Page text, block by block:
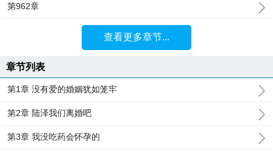
第962章
查看更多章节...
章节列表
第1章 没有爱的婚姻犹如笼牢
第2章 陆泽我们离婚吧
第3章 我没吃药会怀孕的